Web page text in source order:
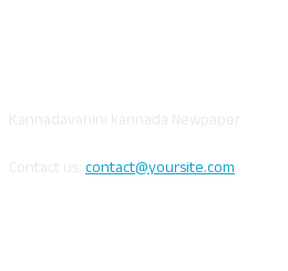
contact@yoursite.com